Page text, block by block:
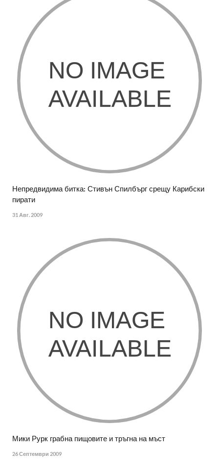
Непредвидима битка: Стивън Спилбърг срещу Карибски
пирати
31 Авг. 2009
Мики Рурк грабна пищовите и тръгна на мъст
26 Септември 2009